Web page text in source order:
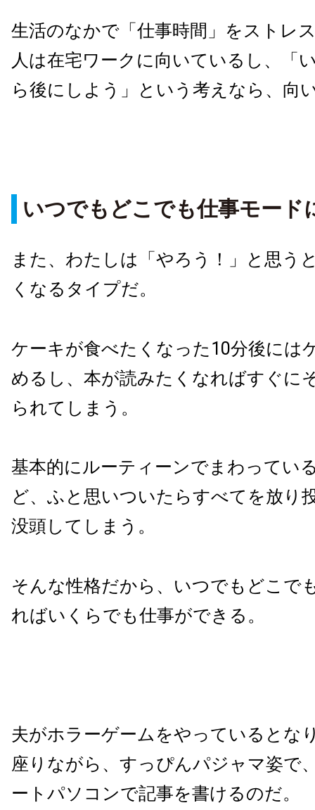
生活のなかで「仕事時間」をストレ
人は在宅ワークに向いているし、「
ら後にしよう」という考えなら、向
いつでもどこでも仕事モード
また、わたしは「やろう！」と思う
くなるタイプだ。
ケーキが食べたくなった10分後には
めるし、本が読みたくなればすぐに
られてしまう。
基本的にルーティーンでまわってい
ど、ふと思いついたらすべてを放り
没頭してしまう。
そんな性格だから、いつでもどこで
ればいくらでも仕事ができる。
夫がホラーゲームをやっているとな
座りながら、すっぴんパジャマ姿で
ートパソコンで記事を書けるのだ。